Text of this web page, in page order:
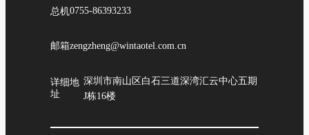
总机0755-86393233
邮箱zengzheng@wintaotel.com.cn
详细地
址
深圳市南山区白石三道深湾汇云中心五期
J栋16楼